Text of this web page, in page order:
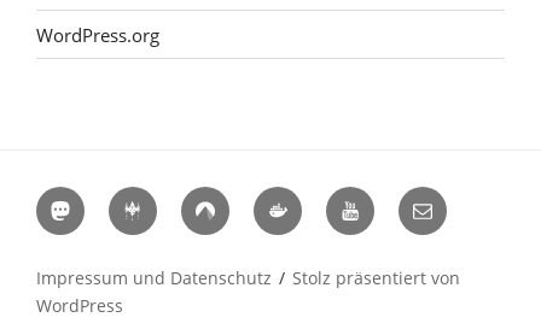
WordPress.org
MastodonHackerspacesCodebergDocker
Hub
YouTubeE-
Mail
Impressum und Datenschutz
Stolz präsentiert von
WordPress